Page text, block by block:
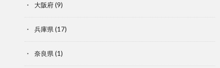
大阪府(9)
兵庫県(17)
奈良県(1)